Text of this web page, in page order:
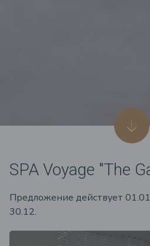
SPA Voyage "The
Предложение действует
30.12.